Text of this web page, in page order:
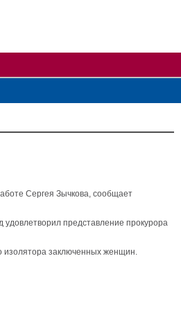
Сергея Зычкова, сообщает
представление прокурора
изолятора заключенных женщин.